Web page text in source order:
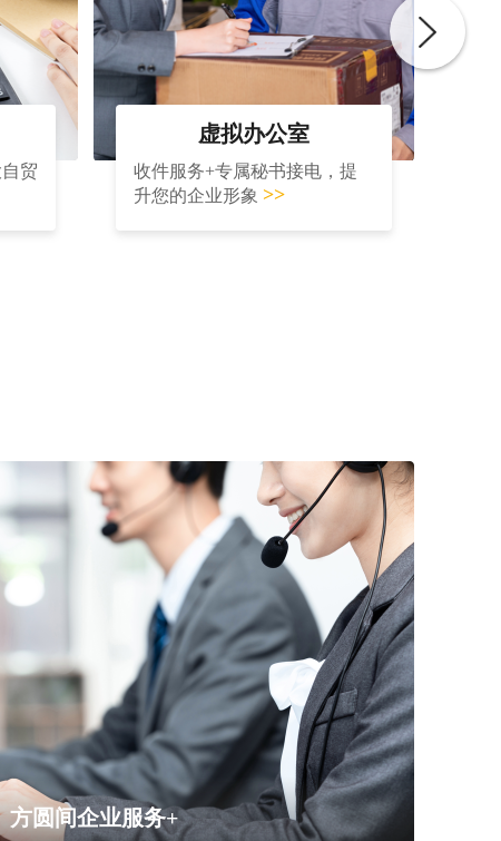
贸
虚拟办公室
收件服务+专属秘书接电，提
升您的企业形象 >>
方圆间企业服务+